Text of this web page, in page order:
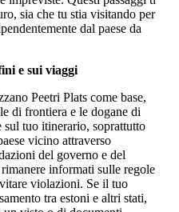
sia che tu stia visitando per
dal paese da
e sui viaggi
Peetri Plats come base,
di frontiera e le dogane di
tuo itinerario, soprattutto
vicino attraverso
del governo e del
informati sulle regole
violazioni. Se il tuo
tra estoni e altri stati,